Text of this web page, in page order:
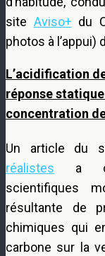
site Aviso+ du
photos à
L’acidification
réponse
concentration
Un article du
réalistes a
scientifiques
résultante de
chimiques qui
carbone sur la